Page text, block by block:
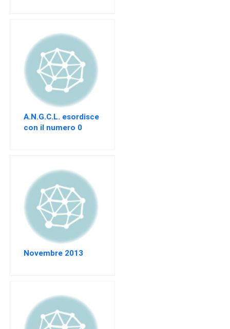
Tirocinanti
Banca
Tirocinanti
Modulistica
Normativa
EVENTI
AREA
RISERVATA
A.N.G.C.L. esordisce
con il numero 0
Novembre 2013